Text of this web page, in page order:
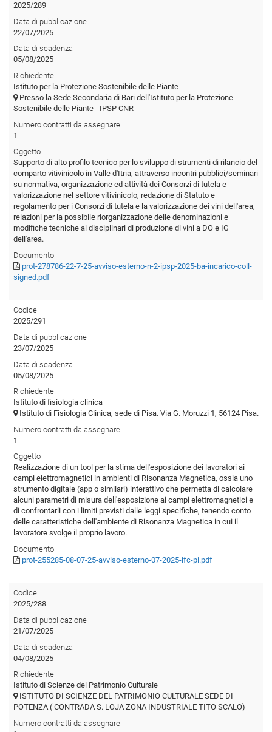
2025/289
Data di pubblicazione
22/07/2025
Data di scadenza
05/08/2025
Richiedente
Istituto per la Protezione Sostenibile delle Piante
Presso la Sede Secondaria di Bari dell'Istituto per la Protezione
Sostenibile delle Piante - IPSP CNR
Numero contratti da assegnare
1
Oggetto
Supporto di alto profilo tecnico per lo sviluppo di strumenti di rilancio del
comparto vitivinicolo in Valle d'Itria, attraverso incontri pubblici/seminari
su normativa, organizzazione ed attività dei Consorzi di tutela e
valorizzazione nel settore vitivinicolo, redazione di Statuto e
regolamento per i Consorzi di tutela e la valorizzazione dei vini dell'area,
relazioni per la possibile riorganizzazione delle denominazioni e
modifiche tecniche ai disciplinari di produzione di vini a DO e IG
dell'area.
Documento
prot-278786-22-7-25-avviso-esterno-n-2-ipsp-2025-ba-incarico-coll-
signed.pdf
Codice
2025/291
Data di pubblicazione
23/07/2025
Data di scadenza
05/08/2025
Richiedente
Istituto di fisiologia clinica
Istituto di Fisiologia Clinica, sede di Pisa. Via G. Moruzzi 1, 56124 Pisa.
Numero contratti da assegnare
1
Oggetto
Realizzazione di un tool per la stima dell'esposizione dei lavoratori ai
campi elettromagnetici in ambienti di Risonanza Magnetica, ossia uno
strumento digitale (app o similari) interattivo che permetta di calcolare
alcuni parametri di misura dell'esposizione ai campi elettromagnetici e
di confrontarli con i limiti previsti dalle leggi specifiche, tenendo conto
delle caratteristiche dell'ambiente di Risonanza Magnetica in cui il
lavoratore svolge il proprio lavoro.
Documento
prot-255285-08-07-25-avviso-esterno-07-2025-ifc-pi.pdf
Codice
2025/288
Data di pubblicazione
21/07/2025
Data di scadenza
04/08/2025
Richiedente
Istituto di Scienze del Patrimonio Culturale
ISTITUTO DI SCIENZE DEL PATRIMONIO CULTURALE SEDE DI
POTENZA ( CONTRADA S. LOJA ZONA INDUSTRIALE TITO SCALO)
Numero contratti da assegnare